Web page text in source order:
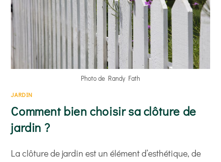
Photo de Randy Fath
JARDIN
Comment bien choisir sa clôture de
jardin ?
La clôture de jardin est un élément d’esthétique, de